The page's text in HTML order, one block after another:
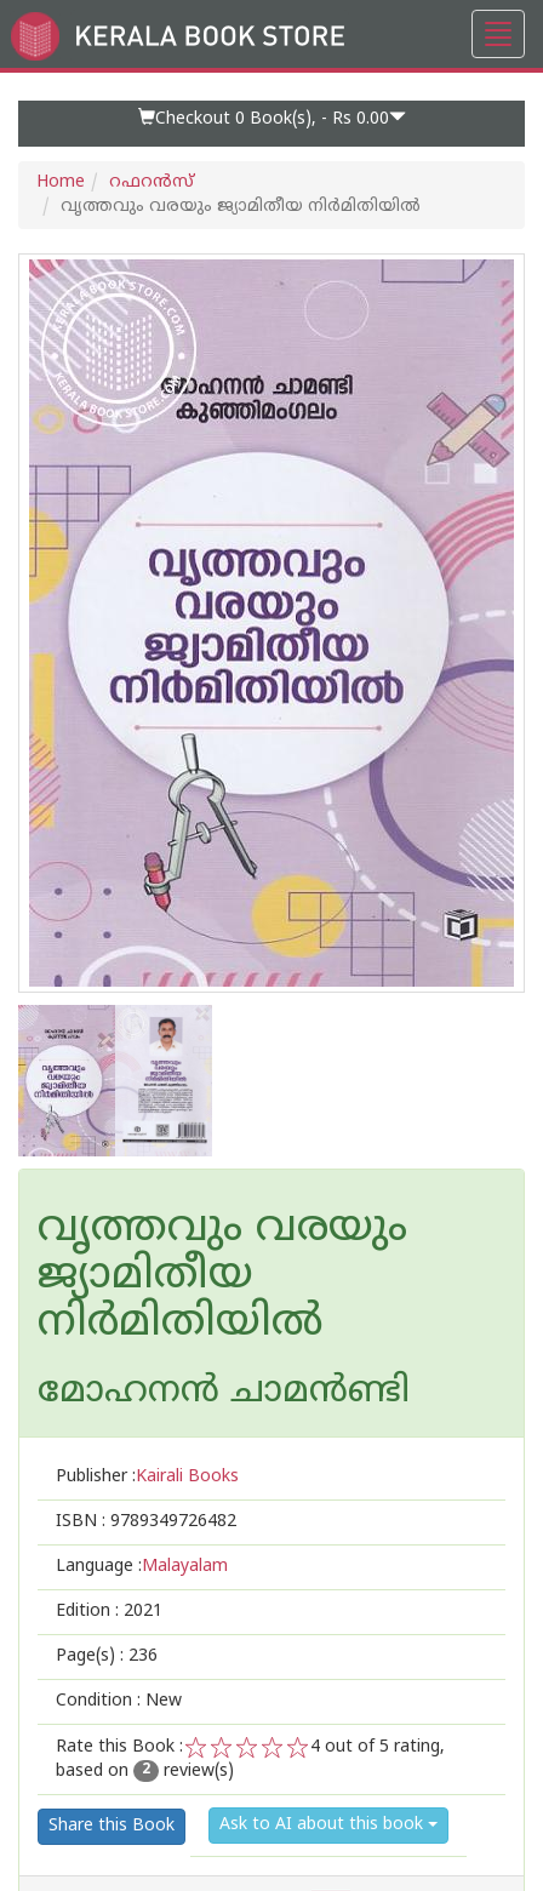
Go
to
Checkout 0 Book(s), - Rs 0.00
Home
റഫറന്‍സ്
വൃത്തവും വരയും ജ്യാമിതീയ നിര്‍മിതിയില്‍
വൃത്തവും വരയും
ജ്യാമിതീയ
നിര്‍മിതിയില്‍
മോഹനന്‍ ചാമന്‍ണ്ടി
Publisher :Kairali Books
ISBN : 9789349726482
Language :Malayalam
Edition : 2021
Page(s) : 236
Condition : New
Rate this Book :
2
1
4 out of 5 rating,
based on
2 review(s)
Share this Book Ask to AI about this book